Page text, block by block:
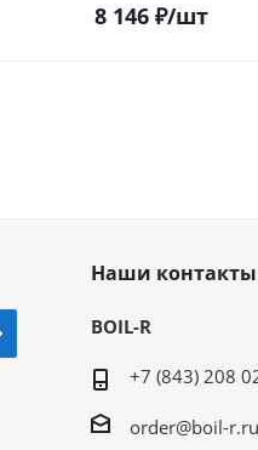
8 146 ₽/шт
Наши контакты
BOIL-R
+7 (843) 208
order@boil-r.ru